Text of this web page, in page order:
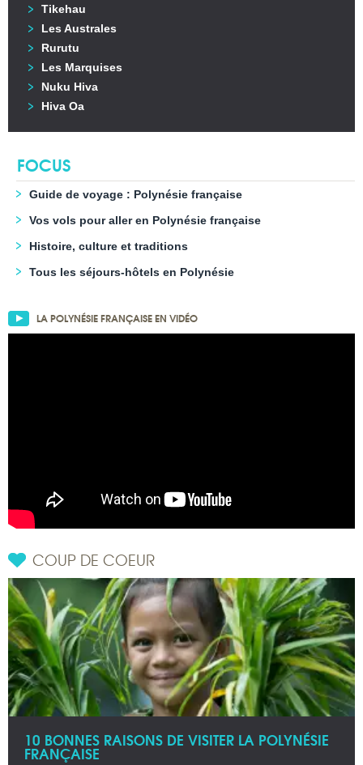
Tikehau
Les Australes
Rurutu
Les Marquises
Nuku Hiva
Hiva Oa
FOCUS
Guide de voyage : Polynésie française
Vos vols pour aller en Polynésie française
Histoire, culture et traditions
Tous les séjours-hôtels en Polynésie
LA POLYNÉSIE FRANÇAISE EN VIDÉO
COUP DE COEUR
10 BONNES RAISONS DE VISITER LA POLYNÉSIE
FRANÇAISE